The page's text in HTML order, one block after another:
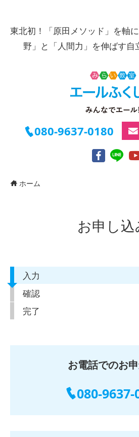
東北初！「原田メソッド」を軸
野」と「人間力」を伸ばす自
080-9637-0180
ホーム
お申し込
入力
確認
完了
お電話でのお
080-9637-